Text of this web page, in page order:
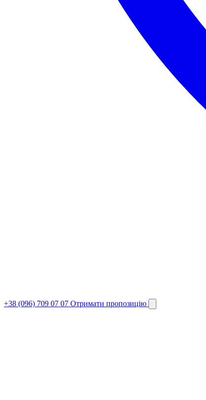
+38 (096) 709 07 07 Отримати пропозицію